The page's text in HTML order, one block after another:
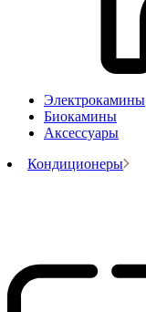
Электрокамины
Биокамины
Аксессуары
Кондиционеры